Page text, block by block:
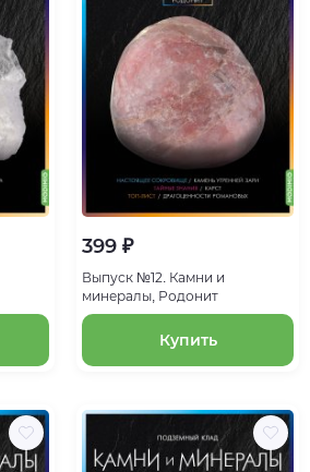
399 ₽
Выпуск №12. Камни и
минералы, Родонит
Купить